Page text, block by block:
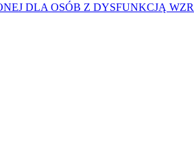
DLA OSÓB Z DYSFUNKCJĄ